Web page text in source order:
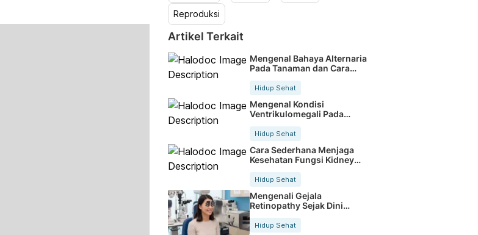
Reproduksi
Artikel Terkait
Mengenal Bahaya Alternaria
Pada Tanaman dan Cara
Hidup Sehat
Mengenal Kondisi
Ventrikulomegali Pada
Hidup Sehat
Cara Sederhana Menjaga
Kesehatan Fungsi Kidney
Hidup Sehat
Mengenali Gejala
Retinopathy Sejak Dini
Untuk Mata Sehat
Hidup Sehat